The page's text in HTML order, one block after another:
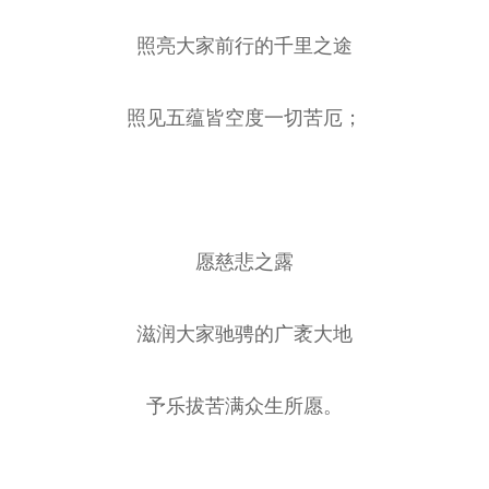
照亮大家前行的千里之途
照见五蕴皆空度一切苦厄；
愿慈悲之露
滋润大家驰骋的广袤大地
予乐拔苦满众生所愿。